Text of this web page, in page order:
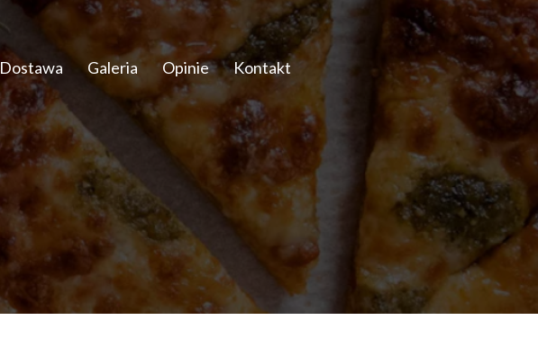
Dostawa Galeria Opinie Kontakt